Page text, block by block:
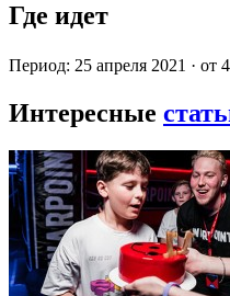
Где идет
Период: 25 апреля 2021 · от
Интересные